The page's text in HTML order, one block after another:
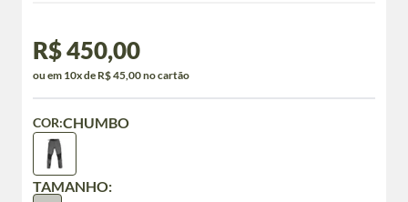
R$ 450,00
ou em 10x de R$ 45,00 no cartão
TAMANHO:
COR:CHUMBO